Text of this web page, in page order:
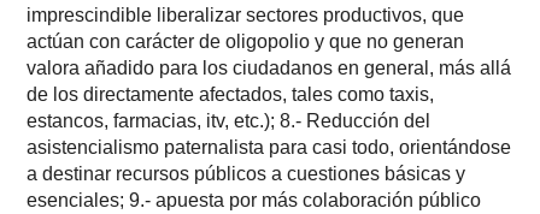
imprescindible liberalizar sectores productivos, que
actúan con carácter de oligopolio y que no generan
valora añadido para los ciudadanos en general, más allá
de los directamente afectados, tales como taxis,
estancos, farmacias, itv, etc.); 8.- Reducción del
asistencialismo paternalista para casi todo, orientándose
a destinar recursos públicos a cuestiones básicas y
esenciales; 9.- apuesta por más colaboración público